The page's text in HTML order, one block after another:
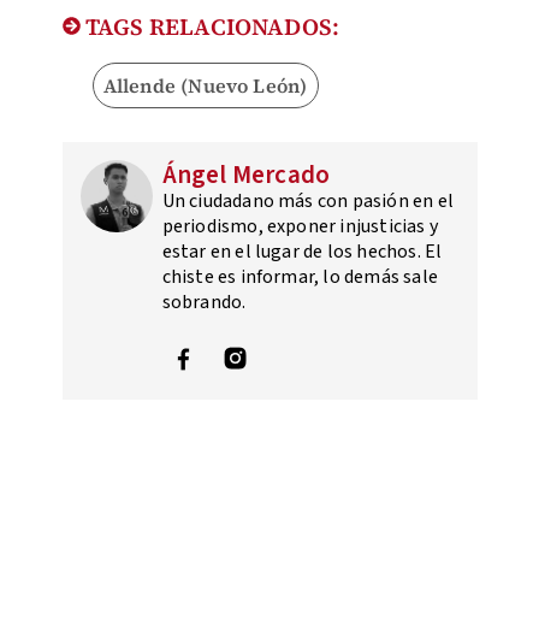
TAGS RELACIONADOS:
Allende (Nuevo León)
Ángel Mercado
Un ciudadano más con pasión en el
periodismo, exponer injusticias y
estar en el lugar de los hechos. El
chiste es informar, lo demás sale
sobrando.